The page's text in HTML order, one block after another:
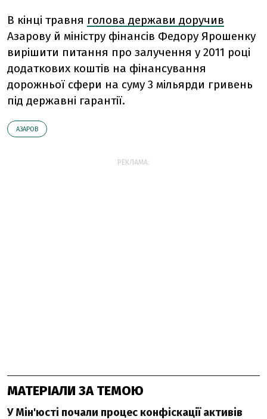
В кінці травня голова держави доручив
Азарову й міністру фінансів Федору Ярошенку
вирішити питання про залучення у 2011 році
додаткових коштів на фінансування
дорожньої сфери на суму 3 мільярди гривень
під державні гарантії.
АЗАРОВ
РЕКЛАМА:
МАТЕРІАЛИ ЗА ТЕМОЮ
У Мін'юсті почали процес конфіскації активів